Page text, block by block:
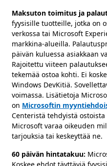
Maksuton toimitus ja
fyysisille tuotteille, jotka on
verkossa tai Microsoft
markkina-alueilla.
päivän kuluessa asiakkaan
Rajoitettu viiteen
tekemää ostoa kohti. Ei
Windows DevKitiä.
voimassa. Lisätietoja
on Microsoftin
Centeristä tehdyistä
Microsoft varaa oikeuden
tarjouksia tai keskeyttää ne.
60 päivän hintatakuu:
Koskee ehdot täyttäviä